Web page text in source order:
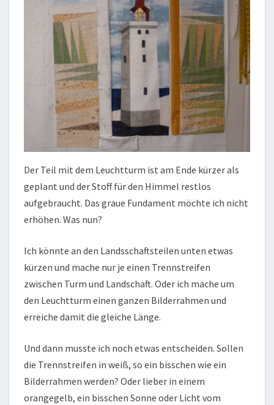
Der Teil mit dem Leuchtturm ist am Ende kürzer als
geplant und der Stoff für den Himmel restlos
aufgebraucht. Das graue Fundament möchte ich nicht
erhöhen. Was nun?
Ich könnte an den Landsschaftsteilen unten etwas
kürzen und mache nur je einen Trennstreifen
zwischen Turm und Landschaft. Oder ich mache um
den Leuchtturm einen ganzen Bilderrahmen und
erreiche damit die gleiche Länge.
Und dann musste ich noch etwas entscheiden. Sollen
die Trennstreifen in weiß, so ein bisschen wie ein
Bilderrahmen werden? Oder lieber in einem
orangegelb, ein bisschen Sonne oder Licht vom